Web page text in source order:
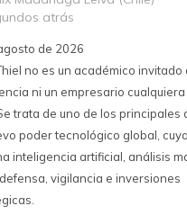
atrás
de 2026
no es un académico invitado
ni un empresario cualquiera
trata de uno de los principales
poder tecnológico global,
inteligencia artificial, análisis
vigilancia e inversiones